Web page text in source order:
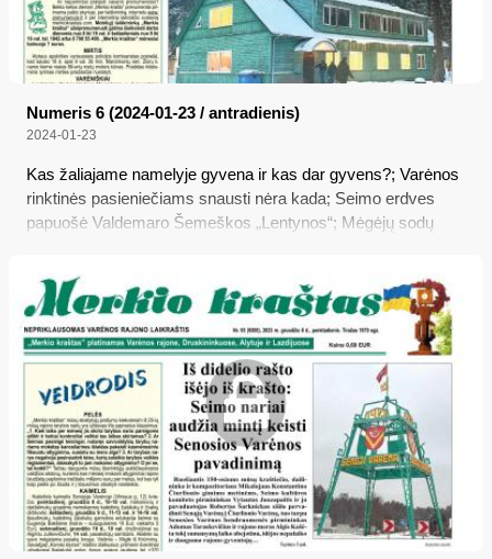
Numeris 6 (2024-01-23 / antradienis)
2024-01-23
Kas žaliajame namelyje gyvena ir kas dar gyvens?; Varėnos
rinktinės pasieniečiams snausti nėra kada; Seimo erdves
papuošė Valdemaro Šemeškos „Lentynos“; Mėgėjų sodų
nuotekų valyklą